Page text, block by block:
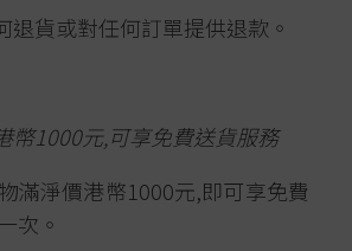
退貨或對任何訂單提供退款。
幣1000元,可享免費送貨服務
滿淨價港幣1000元,即可享免費
次。